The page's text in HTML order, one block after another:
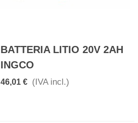
BATTERIA LITIO 20V 2AH
INGCO
46,01 € (IVA incl.)